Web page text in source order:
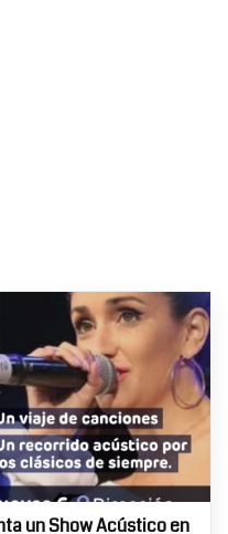
un Show Acústico en